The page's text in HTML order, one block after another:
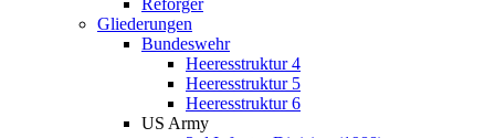
Reforger
Gliederungen
Bundeswehr
Heeresstruktur 4
Heeresstruktur 5
Heeresstruktur 6
US Army